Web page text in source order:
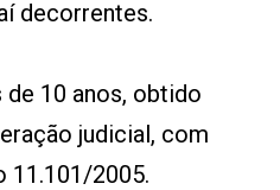
decorrentes.
de 10 anos, obtido
judicial, com
11.101/2005.